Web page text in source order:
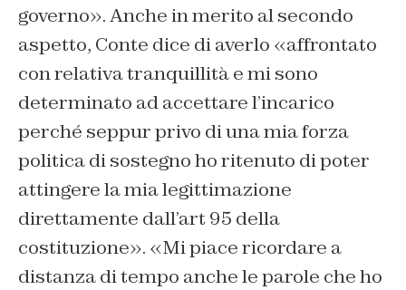
governo». Anche in merito al secondo
aspetto, Conte dice di averlo «affrontato
con relativa tranquillità e mi sono
determinato ad accettare l’incarico
perché seppur privo di una mia forza
politica di sostegno ho ritenuto di poter
attingere la mia legittimazione
direttamente dall’art 95 della
costituzione». «Mi piace ricordare a
distanza di tempo anche le parole che ho